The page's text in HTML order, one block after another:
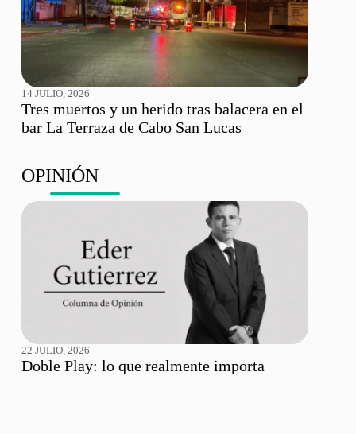
14 JULIO, 2026
Tres muertos y un herido tras balacera en el
bar La Terraza de Cabo San Lucas
OPINIÓN
22 JULIO, 2026
Doble Play: lo que realmente importa